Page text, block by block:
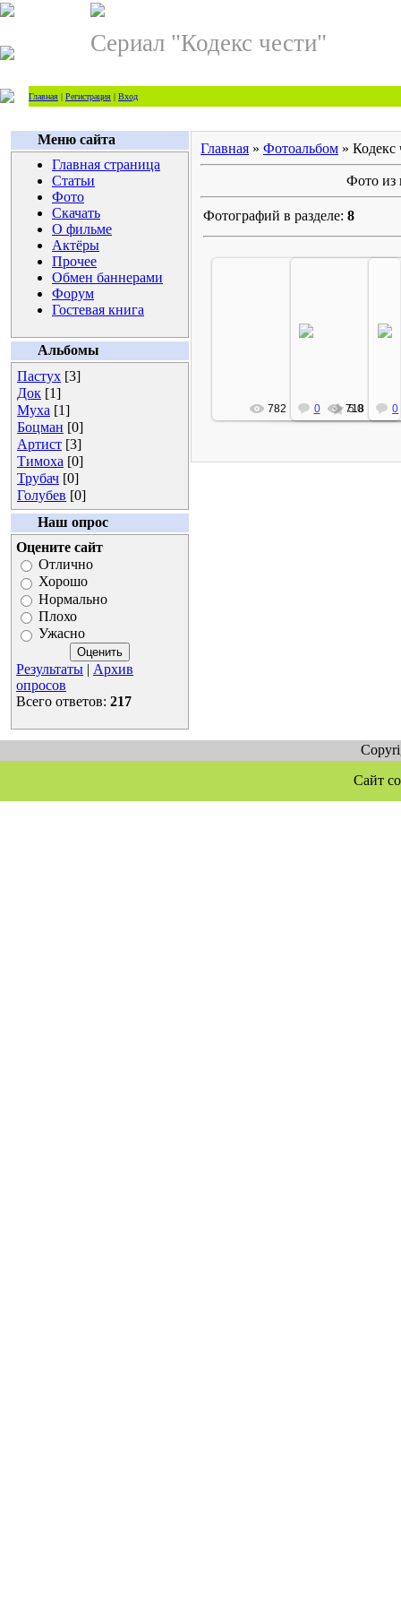
Сериал "Кодекс чести"
Главная | Регистрация | Вход
Меню сайта
Главная страница
Статьи
Фото
Скачать
О фильме
Актёры
Прочее
Обмен баннерами
Форум
Гостевая книга
Альбомы
Пастух [3]
Док [1]
Муха [1]
Боцман [0]
Артист [3]
Тимоха [0]
Трубач [0]
Голубев [0]
Наш опрос
Оцените сайт
Отлично
Хорошо
Нормально
Плохо
Ужасно
Результаты | Архив
опросов
Всего ответов: 217
Главная » Фотоальбом » Кодекс
Фото из
Фотографий в разделе: 8
782 0 5.0
718 0
Сайт